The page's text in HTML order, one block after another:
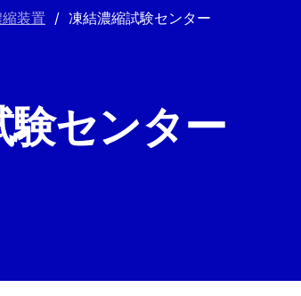
装置 / 凍結濃縮試験センター
験センター